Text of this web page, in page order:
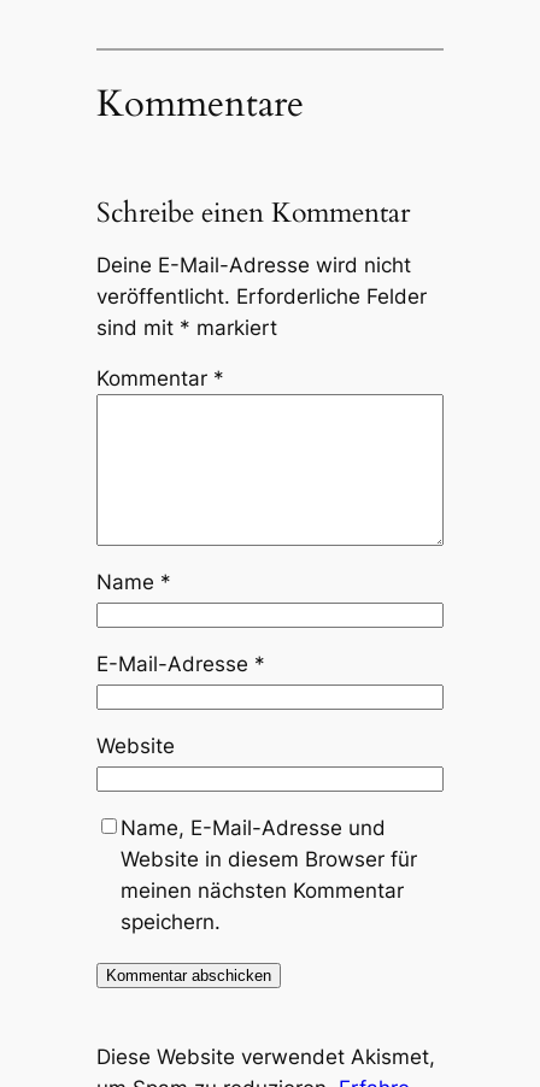
Kommentare
Schreibe einen Kommentar
Deine E-Mail-Adresse wird nicht
veröffentlicht. Erforderliche Felder
sind mit * markiert
Kommentar *
Name *
E-Mail-Adresse *
Website
Name, E-Mail-Adresse und
Website in diesem Browser für
meinen nächsten Kommentar
speichern.
Diese Website verwendet Akismet,